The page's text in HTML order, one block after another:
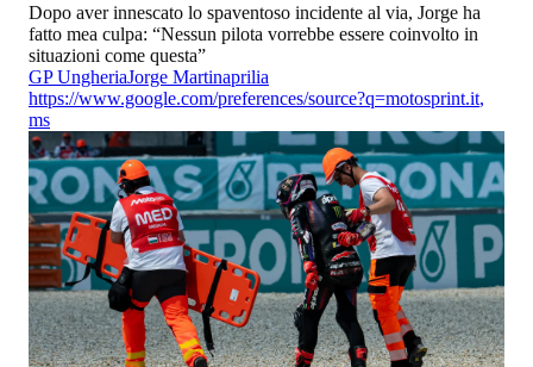
Dopo aver innescato lo spaventoso incidente al via, Jorge ha
fatto mea culpa: “Nessun pilota vorrebbe essere coinvolto in
situazioni come questa”
GP UngheriaJorge Martinaprilia
https://www.google.com/preferences/source?q=motosprint.it,
ms